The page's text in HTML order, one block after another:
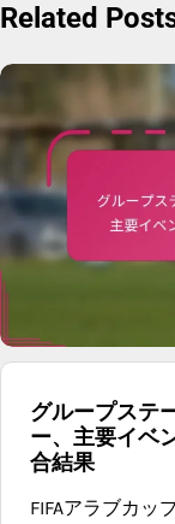
Related
グループステ
ー、主要イベ
合結果
FIFAアラブカッ